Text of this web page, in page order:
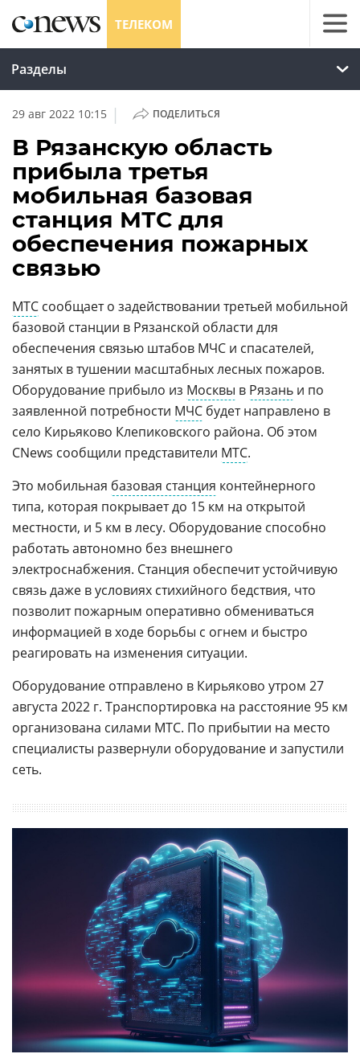
ТЕЛЕКОМ
Разделы
29 авг 2022 10:15 | ПОДЕЛИТЬСЯ
В Рязанскую область
прибыла третья
мобильная базовая
станция МТС для
обеспечения пожарных
связью
МТС сообщает о задействовании третьей мобильной
базовой станции в Рязанской области для
обеспечения связью штабов МЧС и спасателей,
занятых в тушении масштабных лесных пожаров.
Оборудование прибыло из Москвы в Рязань и по
заявленной потребности МЧС будет направлено в
село Кирьяково Клепиковского района. Об этом
CNews сообщили представители МТС.
Это мобильная базовая станция контейнерного
типа, которая покрывает до 15 км на открытой
местности, и 5 км в лесу. Оборудование способно
работать автономно без внешнего
электроснабжения. Станция обеспечит устойчивую
связь даже в условиях стихийного бедствия, что
позволит пожарным оперативно обмениваться
информацией в ходе борьбы с огнем и быстро
реагировать на изменения ситуации.
Оборудование отправлено в Кирьяково утром 27
августа 2022 г. Транспортировка на расстояние 95 км
организована силами МТС. По прибытии на место
специалисты развернули оборудование и запустили
сеть.